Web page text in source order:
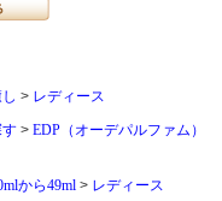
レディース
EDP（オーデパルファム）
から49ml
レディース